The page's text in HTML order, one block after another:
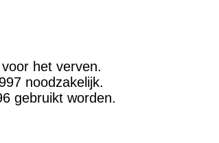
het verven.
noodzakelijk.
gebruikt worden.